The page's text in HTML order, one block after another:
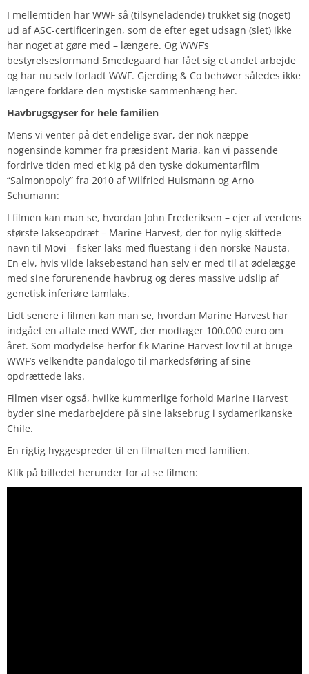
I mellemtiden har WWF så (tilsyneladende) trukket sig (noget)
ud af ASC-certificeringen, som de efter eget udsagn (slet) ikke
har noget at gøre med – længere. Og WWF’s
bestyrelsesformand Smedegaard har fået sig et andet arbejde
og har nu selv forladt WWF. Gjerding & Co behøver således ikke
længere forklare den mystiske sammenhæng her.
Havbrugsgyser for hele familien
Mens vi venter på det endelige svar, der nok næppe
nogensinde kommer fra præsident Maria, kan vi passende
fordrive tiden med et kig på den tyske dokumentarfilm
“Salmonopoly” fra 2010 af Wilfried Huismann og Arno
Schumann:
I filmen kan man se, hvordan John Frederiksen – ejer af verdens
største lakseopdræt – Marine Harvest, der for nylig skiftede
navn til Movi – fisker laks med fluestang i den norske Nausta.
En elv, hvis vilde laksebestand han selv er med til at ødelægge
med sine forurenende havbrug og deres massive udslip af
genetisk inferiøre tamlaks.
Lidt senere i filmen kan man se, hvordan Marine Harvest har
indgået en aftale med WWF, der modtager 100.000 euro om
året. Som modydelse herfor fik Marine Harvest lov til at bruge
WWF’s velkendte pandalogo til markedsføring af sine
opdrættede laks.
Filmen viser også, hvilke kummerlige forhold Marine Harvest
byder sine medarbejdere på sine laksebrug i sydamerikanske
Chile.
En rigtig hyggespreder til en filmaften med familien.
Klik på billedet herunder for at se filmen: